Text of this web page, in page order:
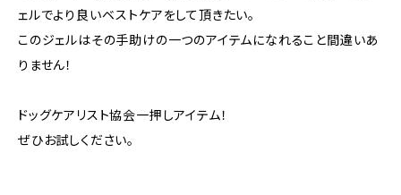
ェルでより良いベストケアをして頂きたい。
このジェルはその手助けの一つのアイテムになれること間違いあ
りません！
ドッグケアリスト協会一押しアイテム！
ぜひお試しください。